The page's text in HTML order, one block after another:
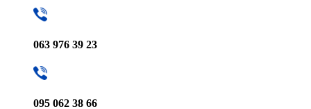
063 976 39 23
095 062 38 66